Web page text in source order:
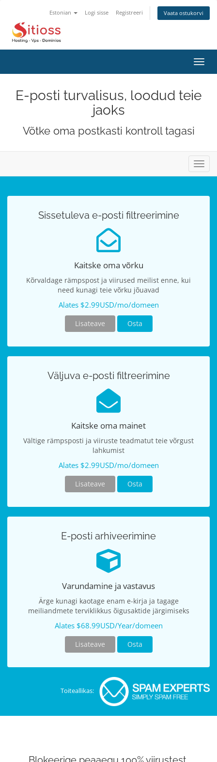
Estonian Logi sisse Registreeri Vaata ostukorvi
E-posti turvalisus, loodud teie
jaoks
Võtke oma postkasti kontroll tagasi
Sissetuleva e-posti filtreerimine
Kaitske oma võrku
Kõrvaldage rämpspost ja viirused meilist enne, kui
need kunagi teie võrku jõuavad
Alates $2.99USD/mo/domeen
Lisateave Osta
Väljuva e-posti filtreerimine
Kaitske oma mainet
Vältige rämpsposti ja viiruste teadmatut teie võrgust
lahkumist
Alates $2.99USD/mo/domeen
Lisateave Osta
E-posti arhiveerimine
Varundamine ja vastavus
Ärge kunagi kaotage enam e-kirja ja tagage
meiliandmete terviklikkus õigusaktide järgimiseks
Alates $68.99USD/Year/domeen
Lisateave Osta
Toiteallikas: